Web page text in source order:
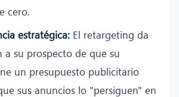
cero.
estratégica: El retargeting da
a su prospecto de que su
un presupuesto publicitario
sus anuncios lo "persiguen" en